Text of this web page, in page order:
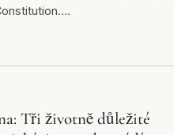
Tři životně důležité